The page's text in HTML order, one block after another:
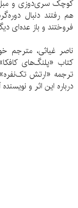
کوچک سری‌دوزی و
هم رفتند دنبال
فروختند و باز عده‌ای
ناصر غیاثی،
کتاب «پلنگ‌های
ترجمه «ارتش تک‌نفره»
درباره این اثر و